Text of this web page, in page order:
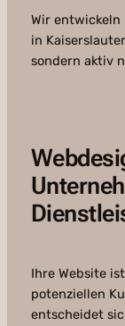
Wir entwickeln
in
sondern aktiv
Ihre Website
potenziellen
entscheidet